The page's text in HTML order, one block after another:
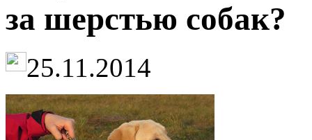
за шерстью собак?
25.11.2014